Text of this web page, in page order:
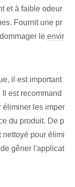
et à faible odeur
Fournit une pr
le envir
il est important
est recommand
éliminer les imper
du produit. De p
nettoyé pour élimi
gêner l'applicat